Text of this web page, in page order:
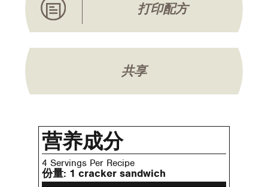
打印配方
共享
营养成分
4 Servings Per Recipe
份量: 1 cracker sandwich